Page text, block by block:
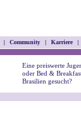
| Community | Karriere |
Eine preiswerte
oder Bed &
Brasilien gesucht?